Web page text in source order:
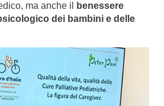
ma anche il
benessere
dei bambini e delle